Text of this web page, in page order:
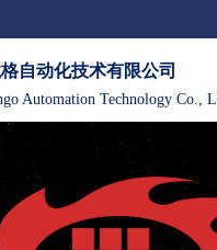
自动化技术有限公司
Automation Technology Co.,